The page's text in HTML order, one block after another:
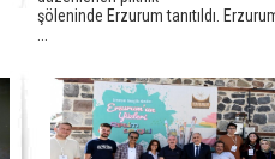
şöleninde Erzurum tanıtıldı.